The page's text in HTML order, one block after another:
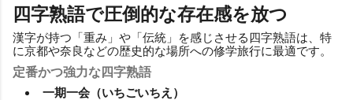
四字熟語で圧倒的な存在感を放つ
漢字が持つ「重み」や「伝統」を感じさせる四字熟語は、特
に京都や奈良などの歴史的な場所への修学旅行に最適です。
定番かつ強力な四字熟語
一期一会（いちごいちえ）